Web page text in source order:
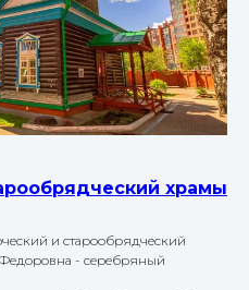
храмы
и старообрядческий
- серебряный